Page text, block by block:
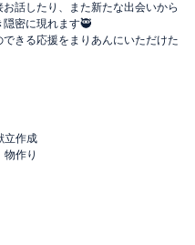
話したり、また新たな出会いから
密に現れます🥷
きる応援をまりあんにいただけた
立作成
作り